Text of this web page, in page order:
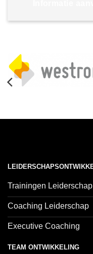
Trainingen Leiderschap
Coaching Leiderschap
Executive Coaching
TEAM ONTWIKKELING